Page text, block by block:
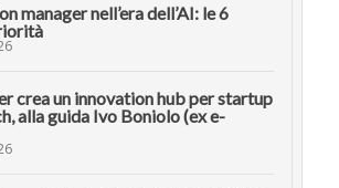
manager nell’era dell’AI: le 6
crea un innovation hub per startup
alla guida Ivo Boniolo (ex e-